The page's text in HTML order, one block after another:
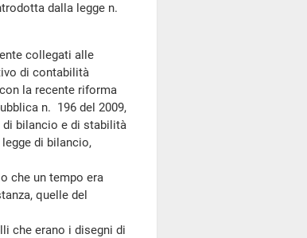
dalla legge n.
collegati alle
di contabilità
la recente riforma
n. 196 del 2009,
di bilancio e di stabilità
di bilancio,
che un tempo era
quelle del
che erano i disegni di